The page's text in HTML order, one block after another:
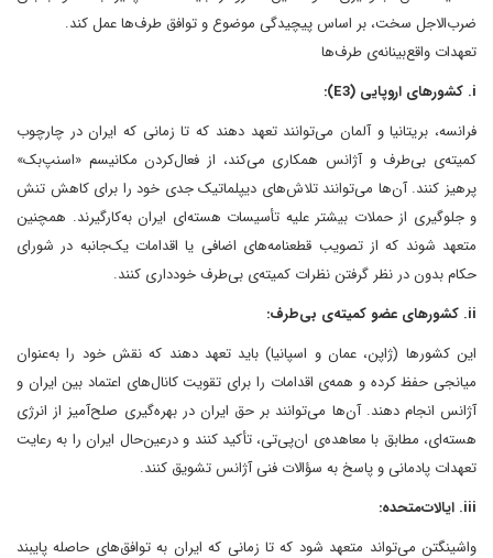
ضرب‌الاجل سخت، بر اساس پیچیدگی موضوع و توافق طرف‌ها عمل کند.
تعهدات واقع‌بینانه‌ی طرف‌ها
i. کشورهای اروپایی (E3):
فرانسه، بریتانیا و آلمان می‌توانند تعهد دهند که تا زمانی که ایران در چارچوب
کمیته‌ی بی‌طرف و آژانس همکاری می‌کند، از فعال‌کردن مکانیسم «اسنپ‌بک»
پرهیز کنند. آن‌ها می‌توانند تلاش‌های دیپلماتیک جدی خود را برای کاهش تنش
و جلوگیری از حملات بیشتر علیه تأسیسات هسته‌ای ایران به‌کارگیرند. همچنین
متعهد شوند که از تصویب قطعنامه‌های اضافی یا اقدامات یک‌جانبه در شورای
حکام بدون در نظر گرفتن نظرات کمیته‌ی بی‌طرف خودداری کنند.
ii. کشورهای عضو کمیته‌ی بی‌طرف:
این کشورها (ژاپن، عمان و اسپانیا) باید تعهد دهند که نقش خود را به‌عنوان
میانجی حفظ کرده و همه‌ی اقدامات را برای تقویت کانال‌های اعتماد بین ایران و
آژانس انجام دهند. آن‌ها می‌توانند بر حق ایران در بهره‌گیری صلح‌آمیز از انرژی
هسته‌ای، مطابق با معاهده‌ی ان‌پی‌تی، تأکید کنند و درعین‌حال ایران را به رعایت
تعهدات پادمانی و پاسخ به سؤالات فنی آژانس تشویق کنند.
iii. ایالات‌متحده:
واشینگتن می‌تواند متعهد شود که تا زمانی که ایران به توافق‌های حاصله پایبند